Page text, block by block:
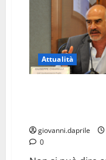
Attualità
giovanni.daprile
0